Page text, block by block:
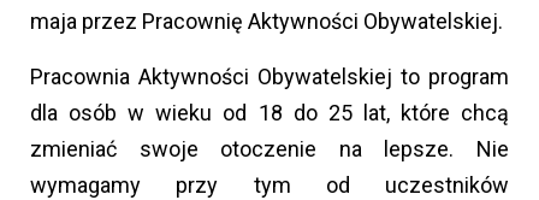
maja przez Pracownię Aktywności Obywatelskiej.
Pracownia Aktywności Obywatelskiej to program
dla osób w wieku od 18 do 25 lat, które chcą
zmieniać swoje otoczenie na lepsze. Nie
wymagamy przy tym od uczestników